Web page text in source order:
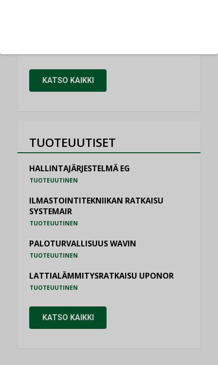
KATSO KAIKKI
TUOTEUUTISET
HALLINTAJÄRJESTELMÄ EG
TUOTEUUTINEN
ILMASTOINTITEKNIIKAN RATKAISU
SYSTEMAIR
TUOTEUUTINEN
PALOTURVALLISUUS WAVIN
TUOTEUUTINEN
LATTIALÄMMITYSRATKAISU UPONOR
TUOTEUUTINEN
KATSO KAIKKI